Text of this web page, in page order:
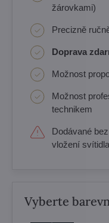
žárovkami)
Precizně
Doprava
Možnost
Možnost
technikem
Dodávané
vložení
Vyberte